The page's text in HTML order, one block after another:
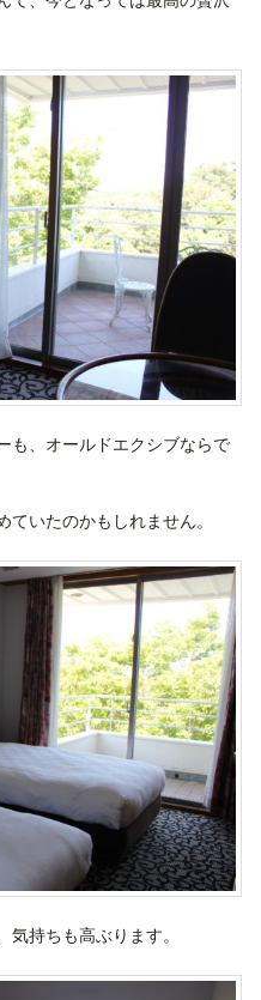
も、オールドエクシブならで
いたのかもしれません。
持ちも高ぶります。